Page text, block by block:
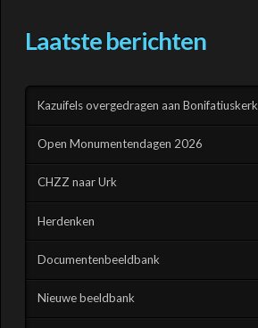
Laatste berichten
Kazuifels overgedragen aan Bonifatiuskerk
Open Monumentendagen 2026
CHZZ naar Urk
Herdenken
Documentenbeeldbank
Nieuwe beeldbank